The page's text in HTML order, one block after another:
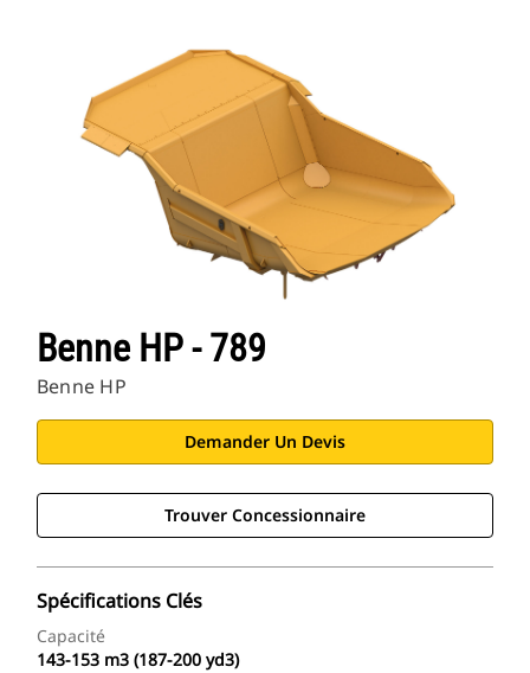
Benne HP - 789
Benne HP
Demander Un Devis
Trouver Concessionnaire
Spécifications Clés
Capacité
143-153 m3 (187-200 yd3)